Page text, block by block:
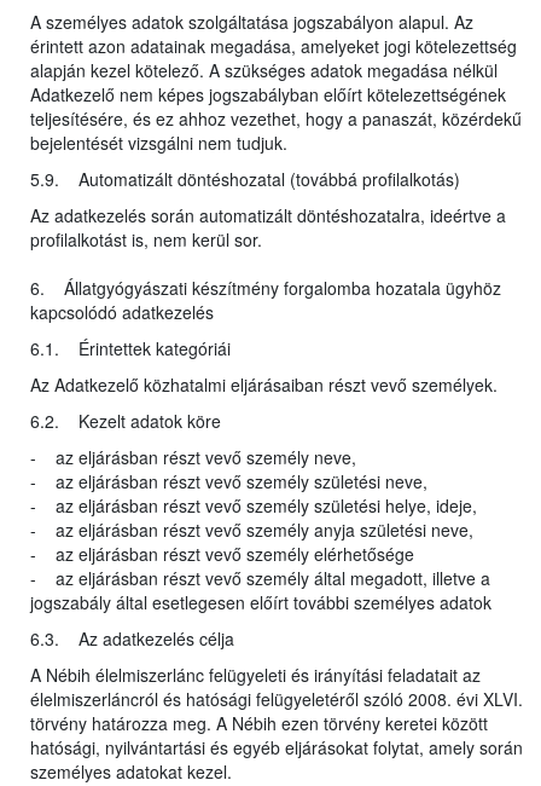
A személyes adatok szolgáltatása jogszabályon alapul. Az
érintett azon adatainak megadása, amelyeket jogi kötelezettség
alapján kezel kötelező. A szükséges adatok megadása nélkül
Adatkezelő nem képes jogszabályban előírt kötelezettségének
teljesítésére, és ez ahhoz vezethet, hogy a panaszát, közérdekű
bejelentését vizsgálni nem tudjuk.
5.9. Automatizált döntéshozatal (továbbá profilalkotás)
Az adatkezelés során automatizált döntéshozatalra, ideértve a
profilalkotást is, nem kerül sor.
6. Állatgyógyászati készítmény forgalomba hozatala ügyhöz
kapcsolódó adatkezelés
6.1. Érintettek kategóriái
Az Adatkezelő közhatalmi eljárásaiban részt vevő személyek.
6.2. Kezelt adatok köre
- az eljárásban részt vevő személy neve,
- az eljárásban részt vevő személy születési neve,
- az eljárásban részt vevő személy születési helye, ideje,
- az eljárásban részt vevő személy anyja születési neve,
- az eljárásban részt vevő személy elérhetősége
- az eljárásban részt vevő személy által megadott, illetve a
jogszabály által esetlegesen előírt további személyes adatok
6.3. Az adatkezelés célja
A Nébih élelmiszerlánc felügyeleti és irányítási feladatait az
élelmiszerláncról és hatósági felügyeletéről szóló 2008. évi XLVI.
törvény határozza meg. A Nébih ezen törvény keretei között
hatósági, nyilvántartási és egyéb eljárásokat folytat, amely során
személyes adatokat kezel.